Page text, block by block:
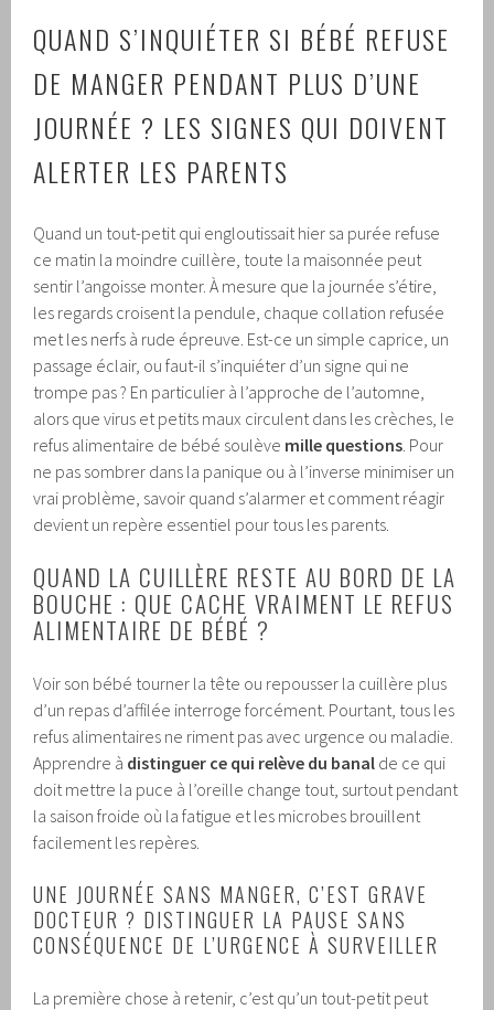
QUAND S’INQUIÉTER SI BÉBÉ REFUSE
DE MANGER PENDANT PLUS D’UNE
JOURNÉE ? LES SIGNES QUI DOIVENT
ALERTER LES PARENTS
Quand un tout-petit qui engloutissait hier sa purée refuse
ce matin la moindre cuillère, toute la maisonnée peut
sentir l’angoisse monter. À mesure que la journée s’étire,
les regards croisent la pendule, chaque collation refusée
met les nerfs à rude épreuve. Est-ce un simple caprice, un
passage éclair, ou faut-il s’inquiéter d’un signe qui ne
trompe pas ? En particulier à l’approche de l’automne,
alors que virus et petits maux circulent dans les crèches, le
refus alimentaire de bébé soulève mille questions . Pour
ne pas sombrer dans la panique ou à l’inverse minimiser un
vrai problème, savoir quand s’alarmer et comment réagir
devient un repère essentiel pour tous les parents.
QUAND LA CUILLÈRE RESTE AU BORD DE LA
BOUCHE : QUE CACHE VRAIMENT LE REFUS
ALIMENTAIRE DE BÉBÉ ?
Voir son bébé tourner la tête ou repousser la cuillère plus
d’un repas d’affilée interroge forcément. Pourtant, tous les
refus alimentaires ne riment pas avec urgence ou maladie.
Apprendre à distinguer ce qui relève du banal de ce qui
doit mettre la puce à l’oreille change tout, surtout pendant
la saison froide où la fatigue et les microbes brouillent
facilement les repères.
UNE JOURNÉE SANS MANGER, C’EST GRAVE
DOCTEUR ? DISTINGUER LA PAUSE SANS
CONSÉQUENCE DE L’URGENCE À SURVEILLER
La première chose à retenir, c’est qu’un tout-petit peut